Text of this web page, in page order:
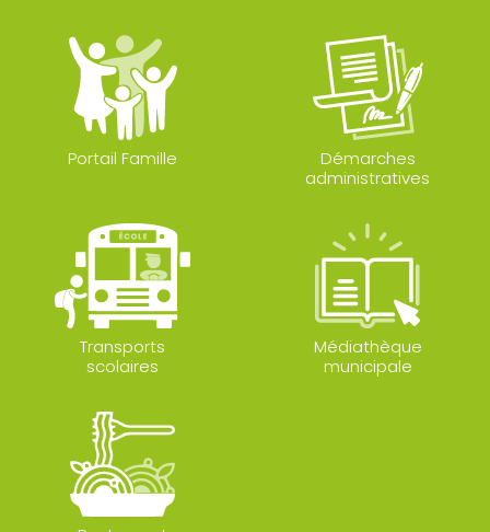
Portail Famille
Démarches
administratives
Transports
scolaires
Médiathèque
municipale